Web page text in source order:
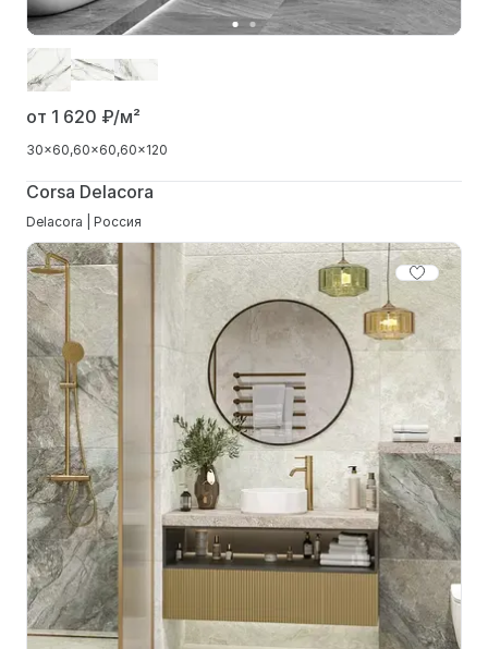
от 1 620 ₽/м²
30x60 60x60 60x120
Corsa Delacora
Delacora | Россия